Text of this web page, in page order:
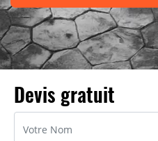
Devis gratuit